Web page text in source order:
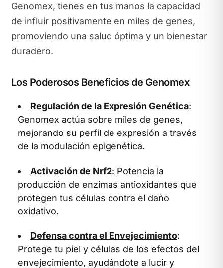
Genomex, tienes en tus manos la capacidad
de influir positivamente en miles de genes,
promoviendo una salud óptima y un bienestar
duradero.
Los Poderosos Beneficios de Genomex
Regulación de la Expresión Genética:
Genomex actúa sobre miles de genes,
mejorando su perfil de expresión a través
de la modulación epigenética.
Activación de Nrf2: Potencia la
producción de enzimas antioxidantes que
protegen tus células contra el daño
oxidativo.
Defensa contra el Envejecimiento:
Protege tu piel y células de los efectos del
envejecimiento, ayudándote a lucir y